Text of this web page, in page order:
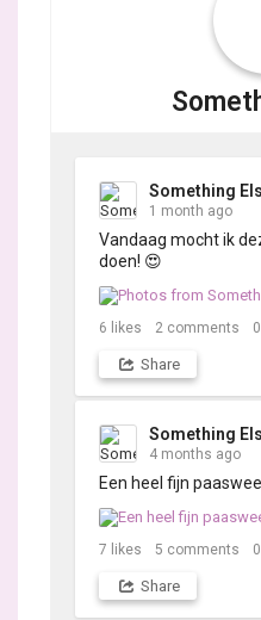
Something
1 month ago
Vandaag mocht ik
doen! 😍
6 likes 2 comments 0
Share
Something
4 months ago
Een heel fijn
7 likes 5 comments 0
Share